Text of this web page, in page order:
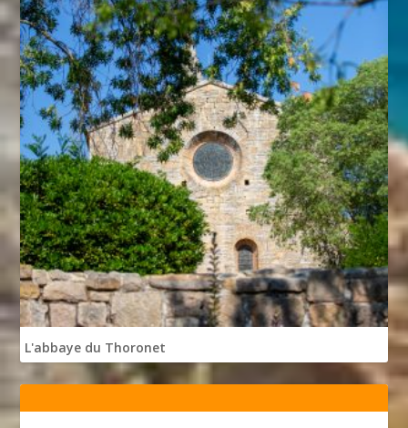
L'abbaye du Thoronet